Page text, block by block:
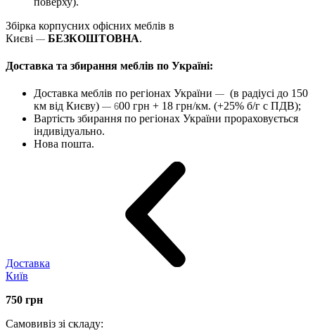
Збірка корпусних офісних меблів в
Києві — БЕЗКОШТОВНА.
Доставка та збирання меблів по Україні:
Доставка меблів по регіонах України — (в радіусі до 150
км від Києву) — 600 грн + 18 грн/км. (+25% б/г с ПДВ);
Вартість збирання по регіонах України прораховується
індивідуально.
Нова пошта.
Доставка
Київ
750 грн
Самовивіз зі складу: